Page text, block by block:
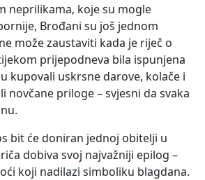
neprilikama, koje su mogle
Brođani su još jednom
može zaustaviti kada je riječ o
prijepodneva bila ispunjena
kupovali uskrsne darove, kolače i
novčane priloge – svjesni da svaka
bit će doniran jednoj obitelji u
dobiva svoj najvažniji epilog –
koji nadilazi simboliku blagdana.